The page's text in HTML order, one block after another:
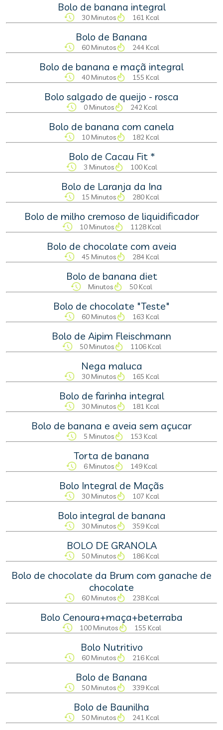
Bolo de banana integral
30 Minutos 161 Kcal
Bolo de Banana
60 Minutos 244 Kcal
Bolo de banana e maçã integral
40 Minutos 155 Kcal
Bolo salgado de queijo - rosca
0 Minutos 242 Kcal
Bolo de banana com canela
10 Minutos 182 Kcal
Bolo de Cacau Fit *
3 Minutos 100 Kcal
Bolo de Laranja da Ina
15 Minutos 280 Kcal
Bolo de milho cremoso de liquidificador
10 Minutos 1128 Kcal
Bolo de chocolate com aveia
45 Minutos 284 Kcal
Bolo de banana diet
Minutos 50 Kcal
Bolo de chocolate "Teste"
60 Minutos 163 Kcal
Bolo de Aipim Fleischmann
50 Minutos 1106 Kcal
Nega maluca
30 Minutos 165 Kcal
Bolo de farinha integral
30 Minutos 181 Kcal
Bolo de banana e aveia sem açucar
5 Minutos 153 Kcal
Torta de banana
6 Minutos 149 Kcal
Bolo Integral de Maçãs
30 Minutos 107 Kcal
Bolo integral de banana
30 Minutos 359 Kcal
BOLO DE GRANOLA
50 Minutos 186 Kcal
Bolo de chocolate da Brum com ganache de
chocolate
60 Minutos 238 Kcal
Bolo Cenoura+maça+beterraba
100 Minutos 155 Kcal
Bolo Nutritivo
60 Minutos 216 Kcal
Bolo de Banana
50 Minutos 339 Kcal
Bolo de Baunilha
50 Minutos 241 Kcal